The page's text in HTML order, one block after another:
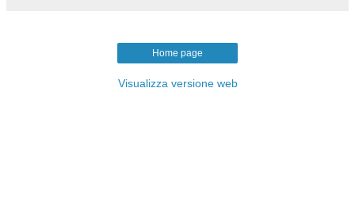
Home page
Visualizza versione web